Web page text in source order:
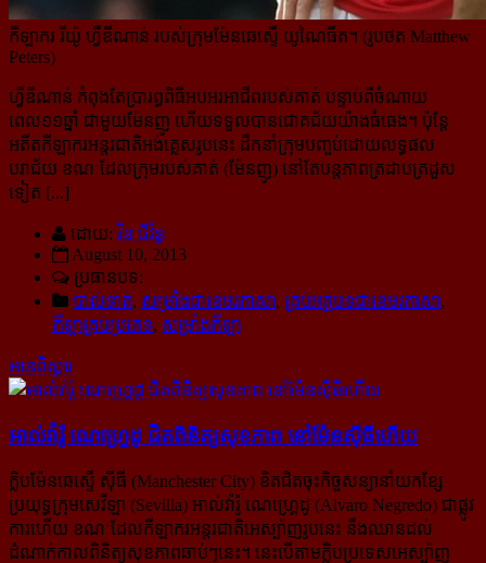
កីឡាករ រីយ៉ូ ហ្វឺឌីណាន់ របស់ក្រុមម៉ែនឆេស្ទើ យូណៃធីត។ (រូបថត Matthew
Peters)
ហ្វឺឌីណាន់ កំពុងតែប្រារព្ធពិធីអបអរអាជីពរបស់គាត់ បន្ទាប់ពីចំណាយ
ពេល១១ឆ្នាំ ជាមួយម៉ែនញូ ហើយទទួលបាន​ជោគជ័យយ៉ាងធំធេង។ ប៉ុន្តែ
អតីតកីឡាករអន្តរជាតិអង់គ្លេសរូបនេះ ដឹកនាំក្រុមបញ្ចប់ដោយលទ្ធផល
បរាជ័យ ខណៈ​ដែលក្រុមរបស់គាត់ (ម៉ែនញូ) នៅតែបន្តភាពត្រដាបត្រដួស
ទៀត [...]
ដោយ: វិន ជីវ័ន្ត
August 10, 2013
ប្រធានបទ:
បាល់ទាត់, សម្រាំងជាខេមរភាសា, គ្រប់អត្ថបទជាខេមរភាសា,
កីឡាគ្រប់ប្រភេទ, សម្រាំងកីឡា
អានពិស្ដារ
អាល់វ៉ារ៉ូ ណេហ្រ្គេដូ ជិត​ពិនិត្យ​សុខភាព នៅ​ម៉ែនស៊ីធី​ហើយ
ក្លិបម៉ែនឆេស្ទើ ស៊ីធី (Manchester City) ខិតជិតចុះកិច្ចសន្យានាំយកខ្សែ
ប្រយុទ្ធក្រុមសេវីឡា (Sevilla) អាល់វ៉ារ៉ូ ណេហ្គ្រេដូ (Alvaro Negredo) ជាផ្លូវ
ការហើយ ខណៈដែលកីឡាករអន្តរជាតិអេស្ប៉ាញរូបនេះ នឹងឈានដល់​
ដំណាក់​កាលពិនិត្យ​សុខភាពឆាប់ៗនេះ។ នេះបើតាមក្លិបប្រទេសអេស្ប៉ាញ